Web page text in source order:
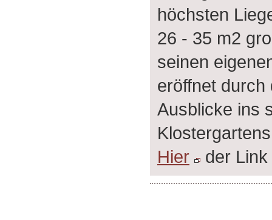
höchsten
26 - 35 m2
seinen
eröffnet durch
Ausblicke ins
Hier
der